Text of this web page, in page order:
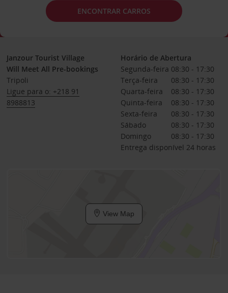
ENCONTRAR CARROS
Janzour Tourist Village
Will Meet All Pre-bookings
Tripoli
Ligue para o: +218 91
8988813
Horário de Abertura
Segunda-feira 08:30 - 17:30
Terça-feira
08:30 - 17:30
Quarta-feira
08:30 - 17:30
Quinta-feira
08:30 - 17:30
Sexta-feira
08:30 - 17:30
Sábado
08:30 - 17:30
Domingo
08:30 - 17:30
Entrega disponível 24 horas
View Map